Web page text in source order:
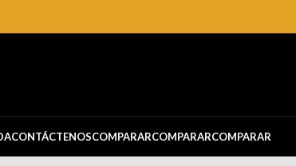
CONTÁCTENOSCOMPARARCOMPARARCOMPARAR